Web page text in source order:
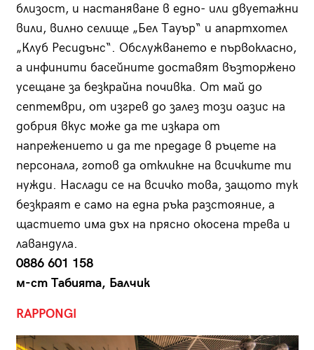
близост, и настаняване в едно- или двуетажни
вили, вилно селище „Бел Тауър“ и апартхотел
„Клуб Ресидънс“. Обслужването е първокласно,
а инфинити басейните доставят възторжено
усещане за безкрайна почивка. От май до
септември, от изгрев до залез този оазис на
добрия вкус може да те изкара от
напрежението и да те предаде в ръцете на
персонала, готов да откликне на всичките ти
нужди. Наслади се на всичко това, защото тук
безкраят е само на една ръка разстояние, а
щастието има дъх на прясно окосена трева и
лавандула.
0886 601 158
м-ст Табията, Балчик
RAPPONGI